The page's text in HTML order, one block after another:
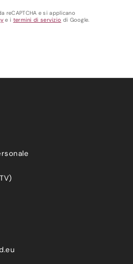
reCAPTCHA e si applicano
e i termini di servizio di Google.